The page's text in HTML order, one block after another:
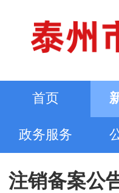
首页
政务服务
注销备案公